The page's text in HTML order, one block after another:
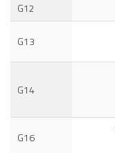
G12
G13
G14
G16